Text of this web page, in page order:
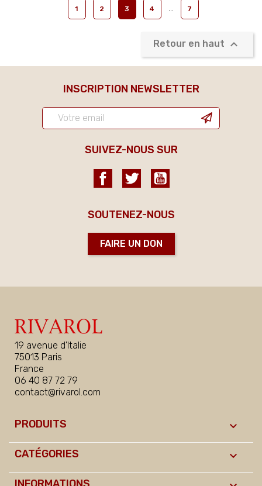
1 2 3 4 7
Retour en haut 
INSCRIPTION NEWSLETTER
SUIVEZ-NOUS SUR
FacebookTwitter
SOUTENEZ-NOUS
FAIRE UN DON
19 avenue d'Italie
75013 Paris
France
06 40 87 72 79
contact@rivarol.com
PRODUITS 
CATÉGORIES 